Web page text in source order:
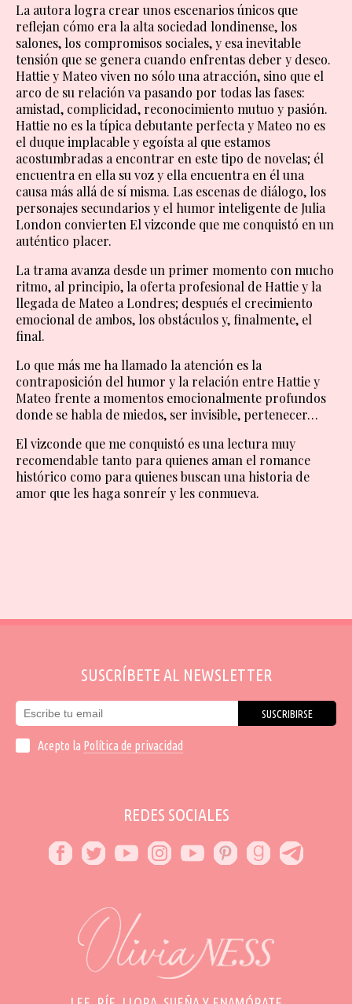
La autora logra crear unos escenarios únicos que
reflejan cómo era la alta sociedad londinense, los
salones, los compromisos sociales, y esa inevitable
tensión que se genera cuando enfrentas deber y deseo.
Hattie y Mateo viven no sólo una atracción, sino que el
arco de su relación va pasando por todas las fases:
amistad, complicidad, reconocimiento mutuo y pasión.
Hattie no es la típica debutante perfecta y Mateo no es
el duque implacable y egoísta al que estamos
acostumbradas a encontrar en este tipo de novelas; él
encuentra en ella su voz y ella encuentra en él una
causa más allá de sí misma. Las escenas de diálogo, los
personajes secundarios y el humor inteligente de Julia
London convierten El vizconde que me conquistó en un
auténtico placer.
La trama avanza desde un primer momento con mucho
ritmo, al principio, la oferta profesional de Hattie y la
llegada de Mateo a Londres; después el crecimiento
emocional de ambos, los obstáculos y, finalmente, el
final.
Lo que más me ha llamado la atención es la
contraposición del humor y la relación entre Hattie y
Mateo frente a momentos emocionalmente profundos
donde se habla de miedos, ser invisible, pertenecer…
El vizconde que me conquistó es una lectura muy
recomendable tanto para quienes aman el romance
histórico como para quienes buscan una historia de
amor que les haga sonreír y les conmueva.
SUSCRÍBETE AL NEWSLETTER
SUSCRIBIRSE
Acepto la Política de privacidad
REDES SOCIALES